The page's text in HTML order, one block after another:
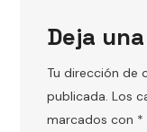
Deja
Tu dirección de
publicada. Los
marcados con *